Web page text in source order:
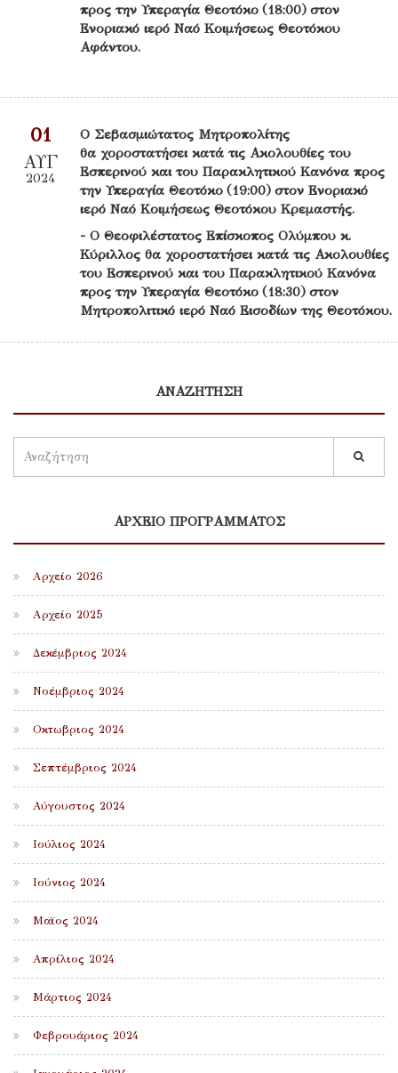
προς την Υπεραγία Θεοτόκο (18:00) στον
Ενοριακό ιερό Ναό Κοιμήσεως Θεοτόκου
Αφάντου.
01
ΑΥΓ
2024
Ο Σεβασμιώτατος Μητροπολίτης
θα χοροστατήσει κατά τις Ακολουθίες του
Εσπερινού και του Παρακλητικού Κανόνα προς
την Υπεραγία Θεοτόκο (19:00) στον Ενοριακό
ιερό Ναό Κοιμήσεως Θεοτόκου Κρεμαστής.
- Ο Θεοφιλέστατος Επίσκοπος Ολύμπου κ.
Κύριλλος θα χοροστατήσει κατά τις Ακολουθίες
του Εσπερινού και του Παρακλητικού Κανόνα
προς την Υπεραγία Θεοτόκο (18:30) στον
Μητροπολιτικό ιερό Ναό Εισοδίων της Θεοτόκου.
ΑΝΑΖΗΤΗΣΗ
ΑΡΧΕΙΟ ΠΡΟΓΡΆΜΜΑΤΟΣ
Αρχείο 2026
Αρχείο 2025
Δεκέμβριος 2024
Νοέμβριος 2024
Οκτωβριος 2024
Σεπτέμβριος 2024
Αύγουστος 2024
Ιούλιος 2024
Ιούνιος 2024
Μαϊος 2024
Απρίλιος 2024
Μάρτιος 2024
Φεβρουάριος 2024